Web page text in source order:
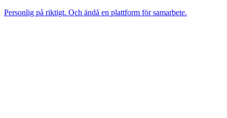
Personlig på riktigt. Och ändå en plattform för samarbete.